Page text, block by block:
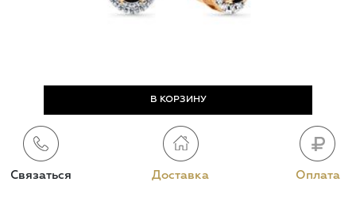
Связаться Доставка Оплата